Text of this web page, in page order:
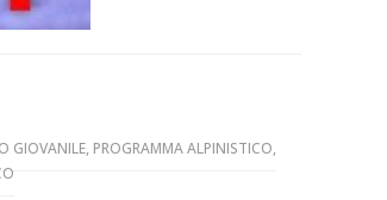
GIOVANILE, PROGRAMMA ALPINISTICO,